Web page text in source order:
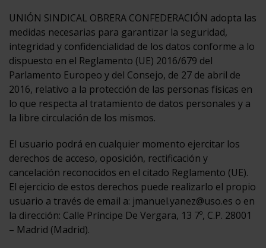
UNIÓN SINDICAL OBRERA CONFEDERACIÓN adopta las
medidas necesarias para garantizar la seguridad,
integridad y confidencialidad de los datos conforme a lo
dispuesto en el Reglamento (UE) 2016/679 del
Parlamento Europeo y del Consejo, de 27 de abril de
2016, relativo a la protección de las personas físicas en
lo que respecta al tratamiento de datos personales y a
la libre circulación de los mismos.
El usuario podrá en cualquier momento ejercitar los
derechos de acceso, oposición, rectificación y
cancelación reconocidos en el citado Reglamento (UE).
El ejercicio de estos derechos puede realizarlo el propio
usuario a través de email a: jmanuel.yanez@uso.es o en
la dirección: Calle Príncipe De Vergara, 13 7º, C.P. 28001
– Madrid (Madrid).